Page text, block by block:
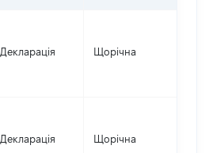
Декларація Щорічна
Декларація Щорічна